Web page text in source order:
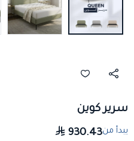
سرير كوين
يبدأ من930.43